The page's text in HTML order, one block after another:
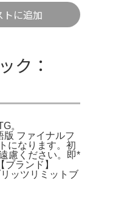
に追加
ク：
。
ファイナルフ
になります。初
慮ください。即*
ランド】
ッツリミットブ